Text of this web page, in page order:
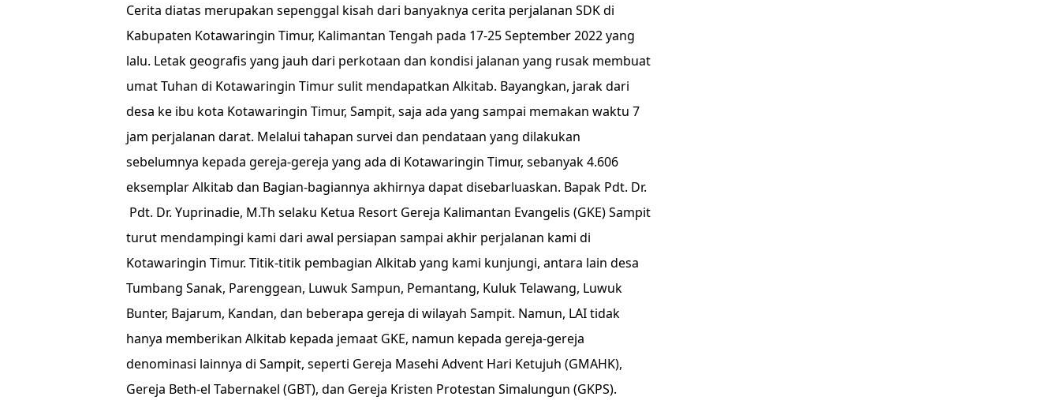
Cerita diatas merupakan sepenggal kisah dari banyaknya cerita perjalanan SDK di
Kabupaten Kotawaringin Timur, Kalimantan Tengah pada 17-25 September 2022 yang
lalu. Letak geografis yang jauh dari perkotaan dan kondisi jalanan yang rusak membuat
umat Tuhan di Kotawaringin Timur sulit mendapatkan Alkitab. Bayangkan, jarak dari
desa ke ibu kota Kotawaringin Timur, Sampit, saja ada yang sampai memakan waktu 7
jam perjalanan darat. Melalui tahapan survei dan pendataan yang dilakukan
sebelumnya kepada gereja-gereja yang ada di Kotawaringin Timur, sebanyak 4.606
eksemplar Alkitab dan Bagian-bagiannya akhirnya dapat disebarluaskan. Bapak Pdt. Dr.
Pdt. Dr. Yuprinadie, M.Th selaku Ketua Resort Gereja Kalimantan Evangelis (GKE) Sampit
turut mendampingi kami dari awal persiapan sampai akhir perjalanan kami di
Kotawaringin Timur. Titik-titik pembagian Alkitab yang kami kunjungi, antara lain desa
Tumbang Sanak, Parenggean, Luwuk Sampun, Pemantang, Kuluk Telawang, Luwuk
Bunter, Bajarum, Kandan, dan beberapa gereja di wilayah Sampit. Namun, LAI tidak
hanya memberikan Alkitab kepada jemaat GKE, namun kepada gereja-gereja
denominasi lainnya di Sampit, seperti Gereja Masehi Advent Hari Ketujuh (GMAHK),
Gereja Beth-el Tabernakel (GBT), dan Gereja Kristen Protestan Simalungun (GKPS).